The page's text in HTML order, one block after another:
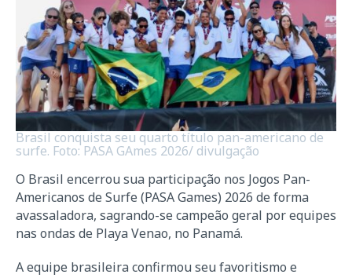
Brasil conquista seu quarto título pan-americano de
surfe. Foto: PASA GAmes 2026/ divulgação
O Brasil encerrou sua participação nos Jogos Pan-
Americanos de Surfe (PASA Games) 2026 de forma
avassaladora, sagrando-se campeão geral por equipes
nas ondas de Playa Venao, no Panamá.
A equipe brasileira confirmou seu favoritismo e